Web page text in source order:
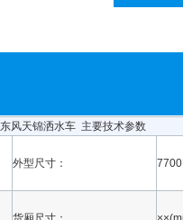
东风天锦洒水车 主要技术参数
外型尺寸：